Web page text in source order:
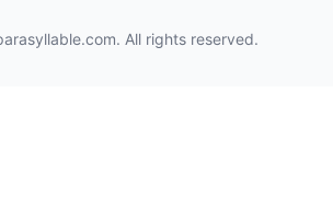
All rights reserved.